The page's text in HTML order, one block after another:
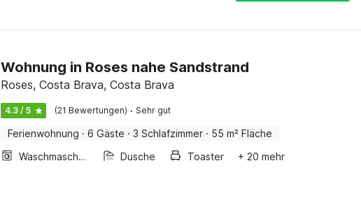
Wohnung in Roses nahe Sandstrand
Roses, Costa Brava, Costa Brava
4.3 / 5 (21 Bewertungen) · Sehr gut
Ferienwohnung · 6 Gäste · 3 Schlafzimmer · 55 m² Fläche
Waschmaschine
Dusche Toaster + 20 mehr